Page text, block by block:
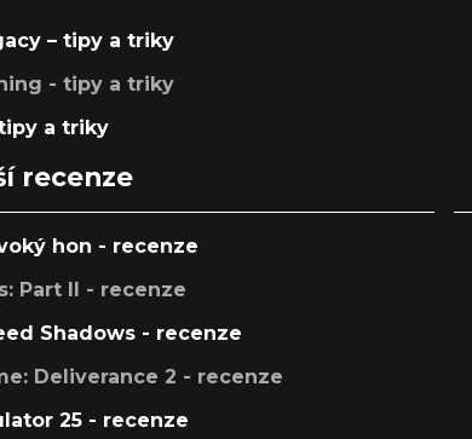
– tipy a triky
- tipy a triky
a triky
recenze
hon - recenze
Part II - recenze
Shadows - recenze
Deliverance 2 - recenze
25 - recenze